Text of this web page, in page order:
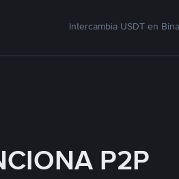
Intercambia USDT en
P2P